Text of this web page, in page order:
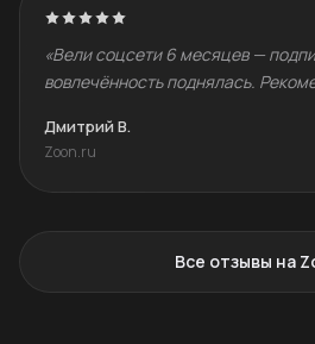
«Вели соцсети 6 месяцев —
вовлечённость поднялась.
Дмитрий В.
Zoon.ru
Все отзывы на